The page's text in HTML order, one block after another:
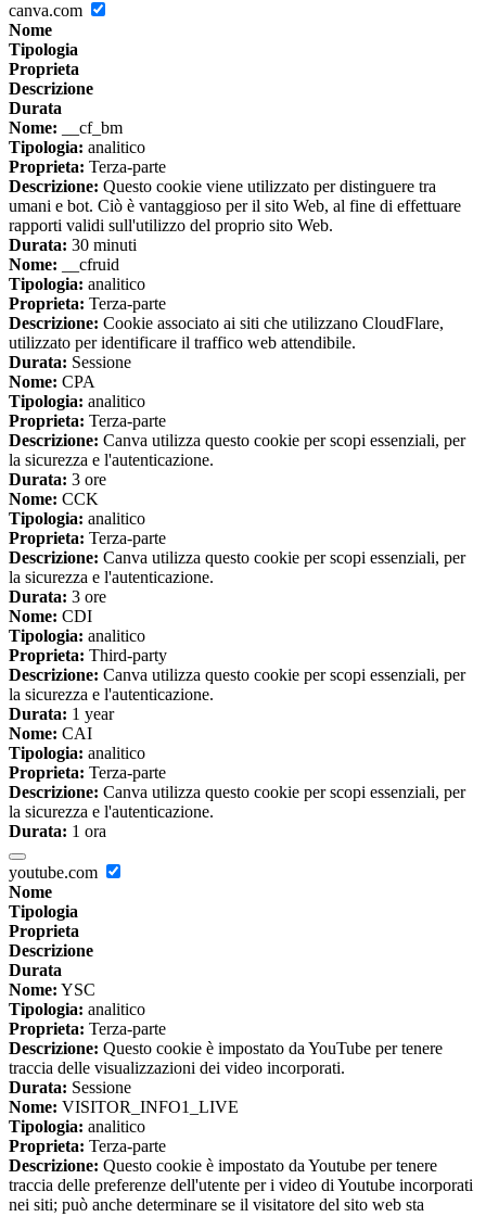
canva.com
Nome
Tipologia
Proprieta
Descrizione
Durata
Nome: __cf_bm
Tipologia: analitico
Proprieta: Terza-parte
Descrizione: Questo cookie viene utilizzato per distinguere tra
umani e bot. Ciò è vantaggioso per il sito Web, al fine di effettuare
rapporti validi sull'utilizzo del proprio sito Web.
Durata: 30 minuti
Nome: __cfruid
Tipologia: analitico
Proprieta: Terza-parte
Descrizione: Cookie associato ai siti che utilizzano CloudFlare,
utilizzato per identificare il traffico web attendibile.
Durata: Sessione
Nome: CPA
Tipologia: analitico
Proprieta: Terza-parte
Descrizione: Canva utilizza questo cookie per scopi essenziali, per
la sicurezza e l'autenticazione.
Durata: 3 ore
Nome: CCK
Tipologia: analitico
Proprieta: Terza-parte
Descrizione: Canva utilizza questo cookie per scopi essenziali, per
la sicurezza e l'autenticazione.
Durata: 3 ore
Nome: CDI
Tipologia: analitico
Proprieta: Third-party
Descrizione: Canva utilizza questo cookie per scopi essenziali, per
la sicurezza e l'autenticazione.
Durata: 1 year
Nome: CAI
Tipologia: analitico
Proprieta: Terza-parte
Descrizione: Canva utilizza questo cookie per scopi essenziali, per
la sicurezza e l'autenticazione.
Durata: 1 ora
youtube.com
Nome
Tipologia
Proprieta
Descrizione
Durata
Nome: YSC
Tipologia: analitico
Proprieta: Terza-parte
Descrizione: Questo cookie è impostato da YouTube per tenere
traccia delle visualizzazioni dei video incorporati.
Durata: Sessione
Nome: VISITOR_INFO1_LIVE
Tipologia: analitico
Proprieta: Terza-parte
Descrizione: Questo cookie è impostato da Youtube per tenere
traccia delle preferenze dell'utente per i video di Youtube incorporati
nei siti; può anche determinare se il visitatore del sito web sta